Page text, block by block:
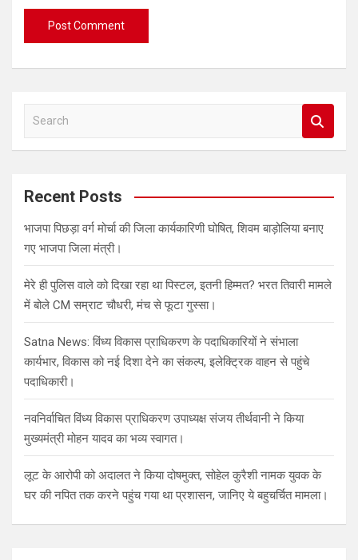
a
c
Recent Posts
भाजपा पिछड़ा वर्ग मोर्चा की जिला कार्यकारिणी घोषित, शिवम बाड़ोलिया बनाए
गए भाजपा जिला मंत्री।
मेरे ही पुलिस वाले को दिखा रहा था पिस्टल, इतनी हिम्मत? भरत तिवारी मामले
में बोले CM सम्राट चौधरी, मंच से फूटा गुस्सा।
Satna News: विंध्य विकास प्राधिकरण के पदाधिकारियों ने संभाला
कार्यभार, विकास को नई दिशा देने का संकल्प, इलेक्ट्रिक वाहन से पहुंचे
पदाधिकारी।
नवनिर्वाचित विंध्य विकास प्राधिकरण उपाध्यक्ष संजय तीर्थवानी ने किया
मुख्यमंत्री मोहन यादव का भव्य स्वागत।
लूट के आरोपी को अदालत ने किया दोषमुक्त, सोहेल कुरैशी नामक युवक के
घर की नपित तक करने पहुंच गया था प्रशासन, जानिए ये बहुचर्चित मामला।